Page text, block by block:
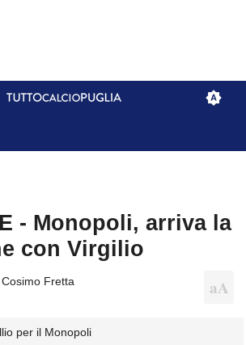
- Monopoli, arriva la
con Virgilio
Cosimo Fretta
per il Monopoli